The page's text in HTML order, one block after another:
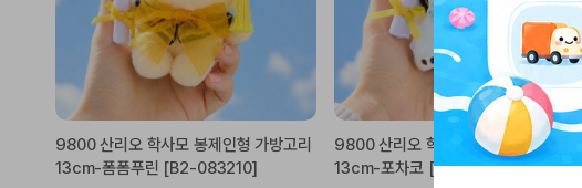
9800 산리오 학사모 봉제인형 가방고리
13cm-폼폼푸린 [B2-083210]
9800 산리오 학사모 봉제인형 가방고리
13cm-포차코 [B2-083227]